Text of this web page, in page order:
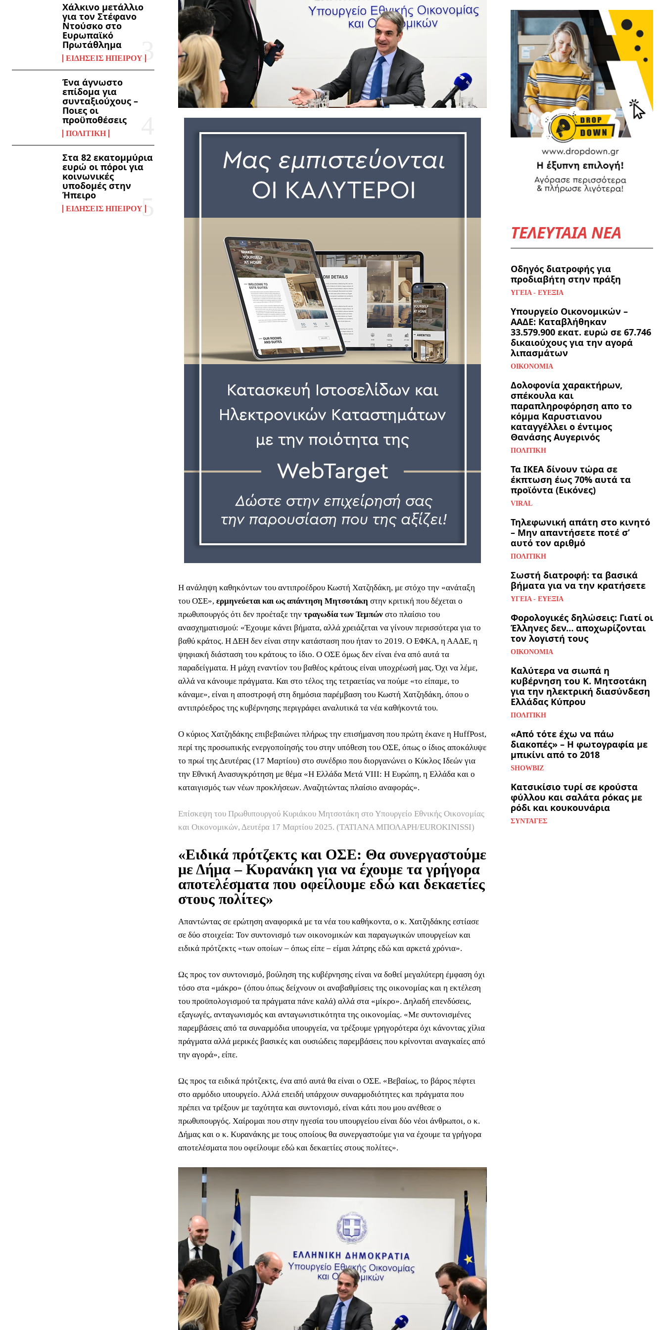
Χάλκινο μετάλλιο
για τον Στέφανο
Ντούσκο στο
Ευρωπαϊκό
Πρωτάθλημα
ΕΙΔΉΣΕΙΣ ΗΠΕΊΡΟΥ
Ένα άγνωστο
επίδομα για
συνταξιούχους –
Ποιες οι
προϋποθέσεις
ΠΟΛΙΤΙΚΉ
Στα 82 εκατομμύρια
ευρώ οι πόροι για
κοινωνικές
υποδομές στην
Ήπειρο
ΕΙΔΉΣΕΙΣ ΗΠΕΊΡΟΥ
Η ανάληψη καθηκόντων του αντιπροέδρου Κωστή Χατζηδάκη, με στόχο την «ανάταξη
του ΟΣΕ», ερμηνεύεται και ως απάντηση Μητσοτάκη στην κριτική που δέχεται ο
πρωθυπουργός ότι δεν προέταξε την τραγωδία των Τεμπών στο πλαίσιο του
ανασχηματισμού: «Έχουμε κάνει βήματα, αλλά χρειάζεται να γίνουν περισσότερα για το
βαθύ κράτος. Η ΔΕΗ δεν είναι στην κατάσταση που ήταν το 2019. Ο ΕΦΚΑ, η ΑΑΔΕ, η
ψηφιακή διάσταση του κράτους το ίδιο. Ο ΟΣΕ όμως δεν είναι ένα από αυτά τα
παραδείγματα. Η μάχη εναντίον του βαθέος κράτους είναι υποχρέωσή μας. Όχι να λέμε,
αλλά να κάνουμε πράγματα. Και στο τέλος της τετραετίας να πούμε «το είπαμε, το
κάναμε», είναι η αποστροφή στη δημόσια παρέμβαση του Κωστή Χατζηδάκη, όπου ο
αντιπρόεδρος της κυβέρνησης περιγράφει αναλυτικά τα νέα καθήκοντά του.
Ο κύριος Χατζηδάκης επιβεβαιώνει πλήρως την επισήμανση που πρώτη έκανε η HuffPost,
περί της προσωπικής ενεργοποίησής του στην υπόθεση του ΟΣΕ, όπως ο ίδιος αποκάλυψε
το πρωί της Δευτέρας (17 Μαρτίου) στο συνέδριο που διοργανώνει ο Κύκλος Ιδεών για
την Εθνική Ανασυγκρότηση με θέμα «Η Ελλάδα Μετά VIII: Η Ευρώπη, η Ελλάδα και ο
καταιγισμός των νέων προκλήσεων. Αναζητώντας πλαίσιο αναφοράς».
Επίσκεψη του Πρωθυπουργού Κυριάκου Μητσοτάκη στο Υπουργείο Εθνικής Οικονομίας
και Οικονομικών, Δευτέρα 17 Μαρτίου 2025. (ΤΑΤΙΑΝΑ ΜΠΟΛΑΡΗ/EUROKINISSI)
«Ειδικά πρότζεκτς και ΟΣΕ: Θα συνεργαστούμε
με Δήμα – Κυρανάκη για να έχουμε τα γρήγορα
αποτελέσματα που οφείλουμε εδώ και δεκαετίες
στους πολίτες»
Απαντώντας σε ερώτηση αναφορικά με τα νέα του καθήκοντα, ο κ. Χατζηδάκης εστίασε
σε δύο στοιχεία: Τον συντονισμό των οικονομικών και παραγωγικών υπουργείων και
ειδικά πρότζεκτς «των οποίων – όπως είπε – είμαι λάτρης εδώ και αρκετά χρόνια».
Ως προς τον συντονισμό, βούληση της κυβέρνησης είναι να δοθεί μεγαλύτερη έμφαση όχι
τόσο στα «μάκρο» (όπου όπως δείχνουν οι αναβαθμίσεις της οικονομίας και η εκτέλεση
του προϋπολογισμού τα πράγματα πάνε καλά) αλλά στα «μίκρο». Δηλαδή επενδύσεις,
εξαγωγές, ανταγωνισμός και ανταγωνιστικότητα της οικονομίας. «Με συντονισμένες
παρεμβάσεις από τα συναρμόδια υπουργεία, να τρέξουμε γρηγορότερα όχι κάνοντας χίλια
πράγματα αλλά μερικές βασικές και ουσιώδεις παρεμβάσεις που κρίνονται αναγκαίες από
την αγορά», είπε.
Ως προς τα ειδικά πρότζεκτς, ένα από αυτά θα είναι ο ΟΣΕ. «Βεβαίως, το βάρος πέφτει
στο αρμόδιο υπουργείο. Αλλά επειδή υπάρχουν συναρμοδιότητες και πράγματα που
πρέπει να τρέξουν με ταχύτητα και συντονισμό, είναι κάτι που μου ανέθεσε ο
πρωθυπουργός. Χαίρομαι που στην ηγεσία του υπουργείου είναι δύο νέοι άνθρωποι, ο κ.
Δήμας και ο κ. Κυρανάκης με τους οποίους θα συνεργαστούμε για να έχουμε τα γρήγορα
αποτελέσματα που οφείλουμε εδώ και δεκαετίες στους πολίτες».
ΤΕΛΕΥΤΑΙΑ ΝΕΑ
Οδηγός διατροφής για
προδιαβήτη στην πράξη
ΥΓΕΊΑ - ΕΥΕΞΊΑ
Υπουργείο Οικονομικών –
ΑΑΔΕ: Καταβλήθηκαν
33.579.900 εκατ. ευρώ σε 67.746
δικαιούχους για την αγορά
λιπασμάτων
ΟΙΚΟΝΟΜΊΑ
Δολοφονία χαρακτήρων,
σπέκουλα και
παραπληροφόρηση απο το
κόμμα Καρυστιανου
καταγγέλλει ο έντιμος
Θανάσης Αυγερινός
ΠΟΛΙΤΙΚΉ
Τα ΙΚΕΑ δίνουν τώρα σε
έκπτωση έως 70% αυτά τα
προϊόντα (Εικόνες)
VIRAL
Τηλεφωνική απάτη στο κινητό
– Μην απαντήσετε ποτέ σ’
αυτό τον αριθμό
ΠΟΛΙΤΙΚΉ
Σωστή διατροφή: τα βασικά
βήματα για να την κρατήσετε
ΥΓΕΊΑ - ΕΥΕΞΊΑ
Φορολογικές δηλώσεις: Γιατί οι
Έλληνες δεν… αποχωρίζονται
τον λογιστή τους
ΟΙΚΟΝΟΜΊΑ
Καλύτερα να σιωπά η
κυβέρνηση του Κ. Μητσοτάκη
για την ηλεκτρική διασύνδεση
Ελλάδας Κύπρου
ΠΟΛΙΤΙΚΉ
«Από τότε έχω να πάω
διακοπές» – Η φωτογραφία με
μπικίνι από το 2018
SHOWBIZ
Κατσικίσιο τυρί σε κρούστα
φύλλου και σαλάτα ρόκας με
ρόδι και κουκουνάρια
ΣΥΝΤΑΓΈΣ